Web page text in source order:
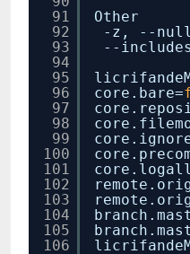
91
92
93
94
95
96
97
98
99
100
101
102
103
104
105
106
Other
-z, --null
--
core.bare=